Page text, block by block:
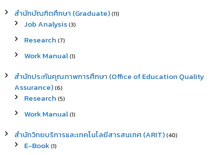
สำนักบัณฑิตศึกษา (Graduate)(11)
Job Analysis(3)
Research (7)
Work Manual(1)
สำนักประกันคุณภาพการศึกษา (Office of Education Quality
Assurance)(6)
Research (5)
Work Manual(1)
สำนักวิทยบริการและเทคโนโลยีสารสนเทศ (ARIT)(40)
E-Book(1)